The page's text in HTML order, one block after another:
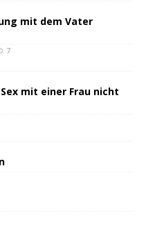
mit dem Vater
7
mit einer Frau nicht